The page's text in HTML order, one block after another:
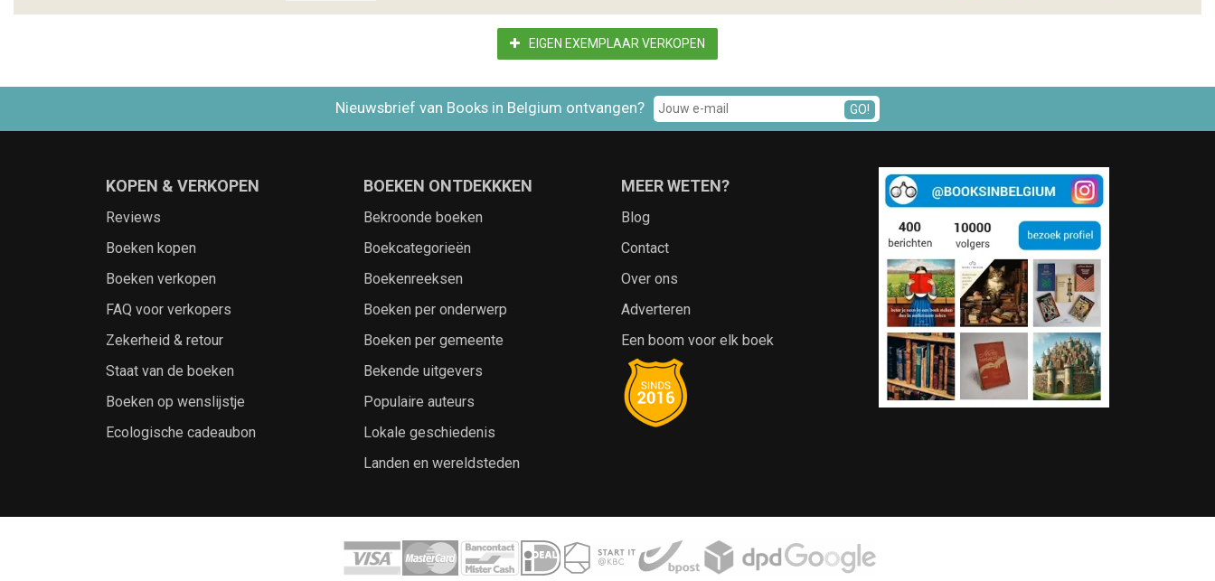
EIGEN EXEMPLAAR VERKOPEN
Nieuwsbrief van Books in Belgium ontvangen? GO!
KOPEN & VERKOPEN
Reviews
Boeken kopen
Boeken verkopen
FAQ voor verkopers
Zekerheid & retour
Staat van de boeken
Boeken op wenslijstje
Ecologische cadeaubon
BOEKEN ONTDEKKKEN
Bekroonde boeken
Boekcategorieën
Boekenreeksen
Boeken per onderwerp
Boeken per gemeente
Bekende uitgevers
Populaire auteurs
Lokale geschiedenis
Landen en wereldsteden
MEER WETEN?
Blog
Contact
Over ons
Adverteren
Een boom voor elk boek